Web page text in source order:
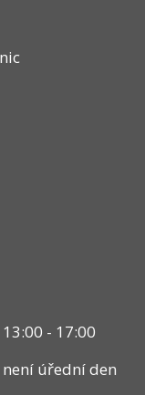
13:00 - 17:00
není úřední den